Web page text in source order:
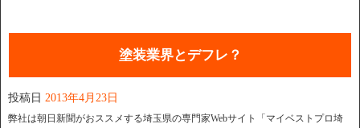
塗装業界とデフレ？
投稿日 2013年4月23日
弊社は朝日新聞がおススメする埼玉県の専門家Webサイト「マイベストプロ埼